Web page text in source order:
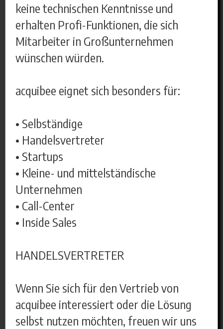
keine technischen Kenntnisse und
erhalten Profi-Funktionen, die sich
Mitarbeiter in Großunternehmen
wünschen würden.
acquibee eignet sich besonders für:
• Selbständige
• Handelsvertreter
• Startups
• Kleine- und mittelständische
Unternehmen
• Call-Center
• Inside Sales
HANDELSVERTRETER
Wenn Sie sich für den Vertrieb von
acquibee interessiert oder die Lösung
selbst nutzen möchten, freuen wir uns